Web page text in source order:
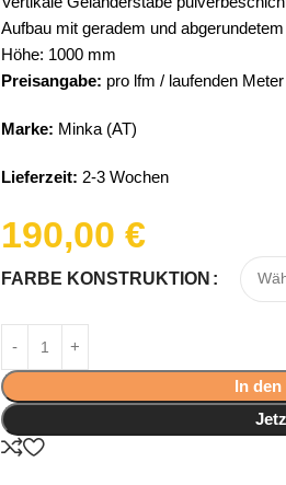
Aufbau mit geradem und
Höhe: 1000 mm
Preisangabe: pro lfm / laufenden Meter
Marke: Minka (AT)
Lieferzeit: 2-3 Wochen
190,00 €
FARBE KONSTRUKTION
In